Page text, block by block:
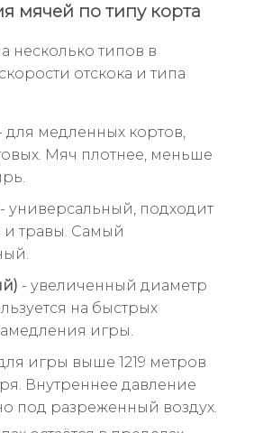
мячей по типу корта
несколько типов в
отскока и типа
для медленных кортов,
Мяч плотнее, меньше
- универсальный, подходит
и травы. Самый
- увеличенный диаметр
на быстрых
игры.
игры выше 1219 метров
Внутреннее давление
под разреженный воздух.